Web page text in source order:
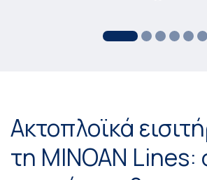
Ακτοπλοϊκά
τη MINOAN Lines: